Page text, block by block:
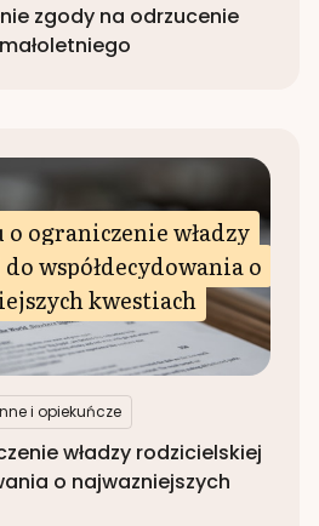
zgody na odrzucenie
ograniczenie władzy
współdecydowania o
kwestiach
i opiekuńcze
władzy rodzicielskiej
o najwazniejszych